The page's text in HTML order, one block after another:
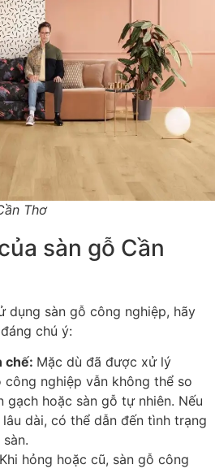
Thơ
sàn gỗ Cần
dụng sàn gỗ công nghiệp, hãy
chú ý:
chế: Mặc dù đã được xử lý
công nghiệp vẫn không thể so
gạch hoặc sàn gỗ tự nhiên. Nếu
dài, có thể dẫn đến tình trạng
Khi hỏng hoặc cũ, sàn gỗ công